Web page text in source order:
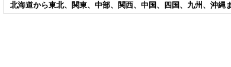
北海道から東北、関東、中部、関西、中国、四国、九州、沖縄